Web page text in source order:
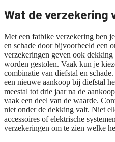
Wat de verzekering
Met een fatbike verzekering ben
en schade door bijvoorbeeld een
verzekeringen geven ook
worden gestolen. Vaak kun je
combinatie van diefstal en
een nieuwe aankoop bij diefstal
meestal tot drie jaar na de
vaak een deel van de waarde.
niet onder de dekking valt. Niet
accessoires of elektrische
verzekeringen om te zien welke